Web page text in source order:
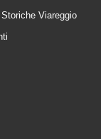
Storiche Viareggio